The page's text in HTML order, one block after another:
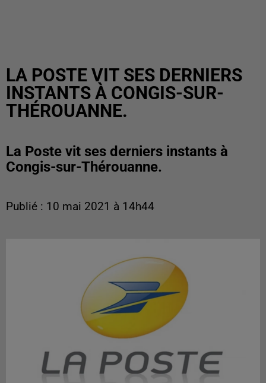
LA POSTE VIT SES DERNIERS
INSTANTS À CONGIS-SUR-
THÉROUANNE.
La Poste vit ses derniers instants à
Congis-sur-Thérouanne.
Publié : 10 mai 2021 à 14h44